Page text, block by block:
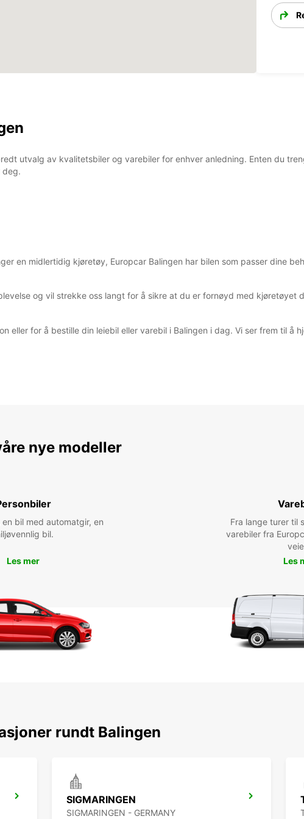
utvalg av kvalitetsbiler og varebiler for enhver anledning. Enten du
deg.
en midlertidig kjøretøy, Europcar Balingen har bilen som passer dine
og vil strekke oss langt for å sikre at du er fornøyd med kjøretøyet
eller for å bestille din leiebil eller varebil i Balingen i dag. Vi ser frem til å
nye modeller
en bil med automatgir, en
bil.
Les mer
Fra lange turer til
varebiler fra
Les
rundt Balingen
SIGMARINGEN
SIGMARINGEN - GERMANY